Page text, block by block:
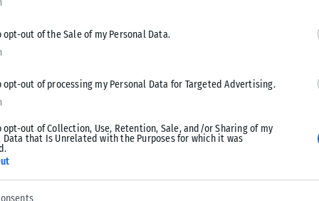
opt-out of the Sale of my Personal Data.
opt-out of processing my Personal Data for Targeted Advertising.
opt-out of Collection, Use, Retention, Sale, and/or Sharing of my
Data that Is Unrelated with the Purposes for which it was